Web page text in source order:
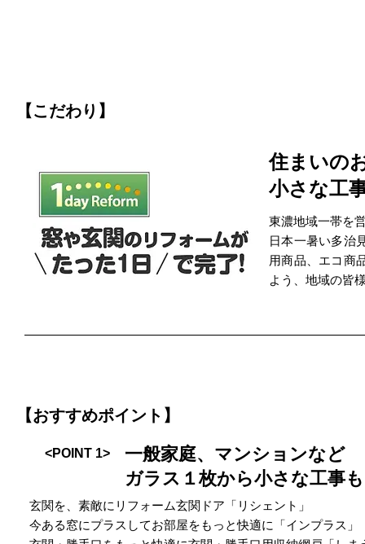
【こだわり】
住まいの
小さな工
東濃地域一帯を
日本一暑い多治
用商品、エコ商
よう、地域の皆
【おすすめポイント】
<POINT 1>
一般家庭、マンションなど
ガラス１枚から小さな工事
玄関を、素敵にリフォーム玄関ドア「リシェント」
今ある窓にプラスしてお部屋をもっと快適に「インプラス」